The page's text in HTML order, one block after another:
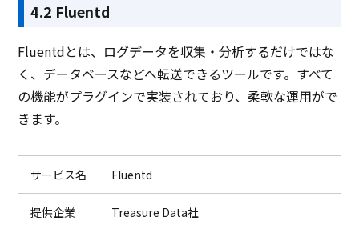
4.2 Fluentd
Fluentdとは、ログデータを収集・分析するだけではな
く、データベースなどへ転送できるツールです。すべて
の機能がプラグインで実装されており、柔軟な運用がで
きます。
サービス名 Fluentd
提供企業 Treasure Data社